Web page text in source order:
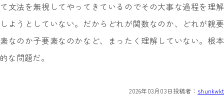
て文法を無視してやってきているのでその大事な過程を理解
しようとしていない。だからどれが関数なのか、どれが親要
素なのか子要素なのかなど、まったく理解していない。根本
的な問題だ。
2026年03月03日投稿者： shunkwkt